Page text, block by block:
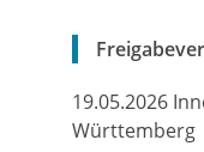
19.05.2026
Württemberg